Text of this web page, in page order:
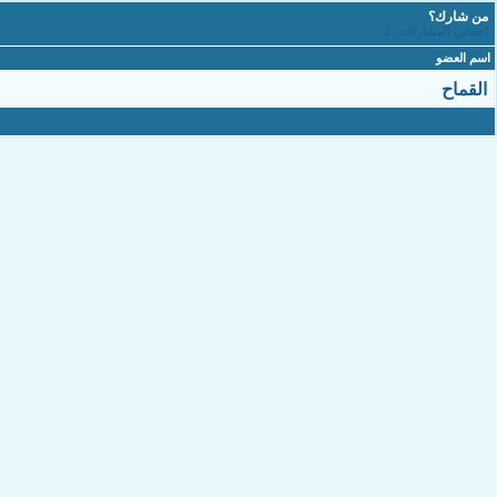
من شارك؟
اسم العضو
القماح